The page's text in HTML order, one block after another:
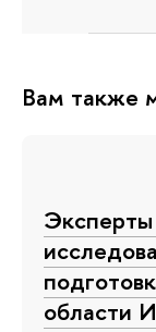
Вам также
области